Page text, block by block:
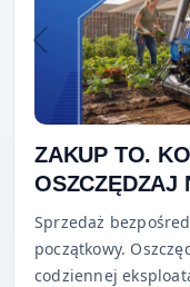
ZAKUP TO.
OSZCZĘDZAJ
Sprzedaż
początkowy.
codziennej